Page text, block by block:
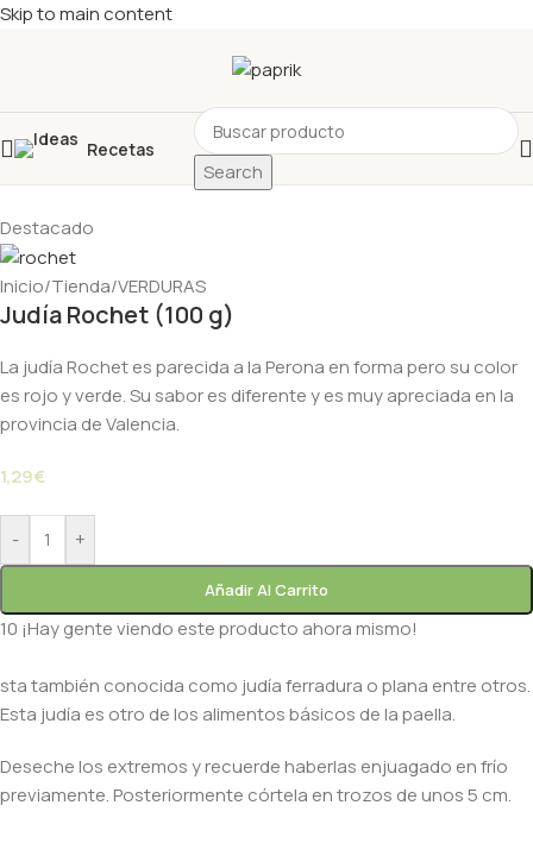
Skip to main content
Recetas
Search
Destacado
Inicio/Tienda/VERDURAS
Judía Rochet (100 g)
La judía Rochet es parecida a la Perona en forma pero su color
es rojo y verde. Su sabor es diferente y es muy apreciada en la
provincia de Valencia.
1,29€
- +
Añadir Al Carrito
10 ¡Hay gente viendo este producto ahora mismo!
sta también conocida como judía ferradura o plana entre otros.
Esta judía es otro de los alimentos básicos de la paella.
Deseche los extremos y recuerde haberlas enjuagado en frío
previamente. Posteriormente córtela en trozos de unos 5 cm.